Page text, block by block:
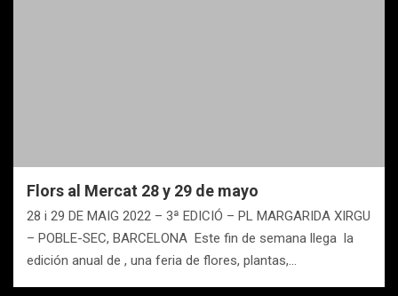
Flors al Mercat 28 y 29 de mayo
28 i 29 DE MAIG 2022 – 3ª EDICIÓ – PL MARGARIDA XIRGU
– POBLE-SEC, BARCELONA Este fin de semana llega la
edición anual de , una feria de flores, plantas,…